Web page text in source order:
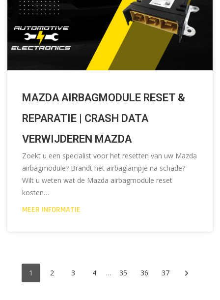
MAZDA AIRBAGMODULE RESET &
REPARATIE | CRASH DATA
VERWIJDEREN MAZDA
Zoekt u een specialist voor het resetten van uw Mazda
airbagmodule? Brandt het airbaglampje na schade?
Wilt u weten wat de Mazda airbagmodule reset
kosten…
MEER INFORMATIE
1 2 3 4 … 35 36 37